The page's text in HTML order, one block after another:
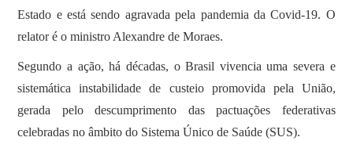
Estado e está sendo agravada pela pandemia da Covid-19. O
relator é o ministro Alexandre de Moraes.
Segundo a ação, há décadas, o Brasil vivencia uma severa e
sistemática instabilidade de custeio promovida pela União,
gerada pelo descumprimento das pactuações federativas
celebradas no âmbito do Sistema Único de Saúde (SUS).